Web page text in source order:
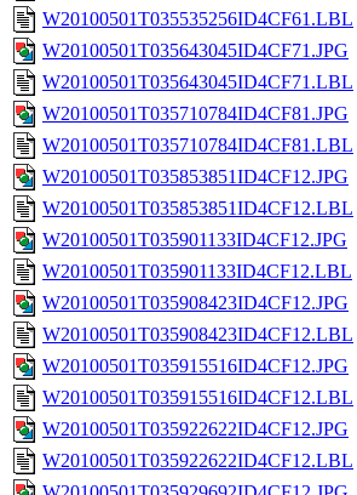
W20100501T035535256ID4CF61.LBL
W20100501T035643045ID4CF71.JPG
W20100501T035643045ID4CF71.LBL
W20100501T035710784ID4CF81.JPG
W20100501T035710784ID4CF81.LBL
W20100501T035853851ID4CF12.JPG
W20100501T035853851ID4CF12.LBL
W20100501T035901133ID4CF12.JPG
W20100501T035901133ID4CF12.LBL
W20100501T035908423ID4CF12.JPG
W20100501T035908423ID4CF12.LBL
W20100501T035915516ID4CF12.JPG
W20100501T035915516ID4CF12.LBL
W20100501T035922622ID4CF12.JPG
W20100501T035922622ID4CF12.LBL